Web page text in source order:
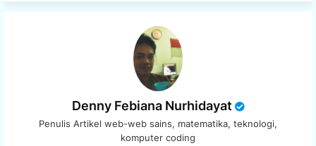
Denny Febiana Nurhidayat
Penulis Artikel web-web sains, matematika, teknologi,
komputer coding